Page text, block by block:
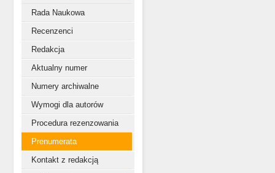
Rada Naukowa
Recenzenci
Redakcja
Aktualny numer
Numery archiwalne
Wymogi dla autorów
Procedura rezenzowania
Prenumerata
Kontakt z redakcją